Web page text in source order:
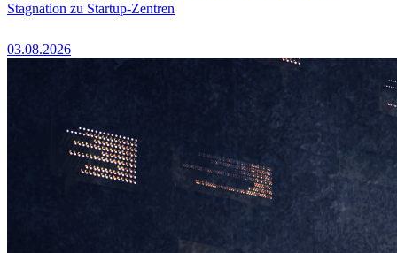
Stagnation zu Startup-Zentren
03.08.2026